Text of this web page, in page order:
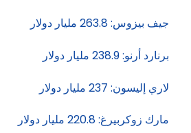
جيف بيزوس: 263.8 مليار دولار
برنارد أرنو: 238.9 مليار دولار
لاري إليسون: 237 مليار دولار
مارك زوكربيرغ: 220.8 مليار دولار